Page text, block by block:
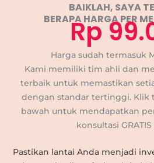
BAIKLAH, SAYA
BERAPA HARGA PER
Rp
Harga sudah termasuk
Kami memiliki tim ahli dan
terbaik untuk memastikan
dengan standar tertinggi. Klik
bawah untuk mendapatkan
konsultasi
Pastikan lantai Anda menjadi